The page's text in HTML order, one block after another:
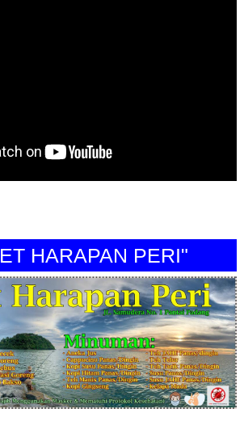
"BOFET HARAPAN PERI"